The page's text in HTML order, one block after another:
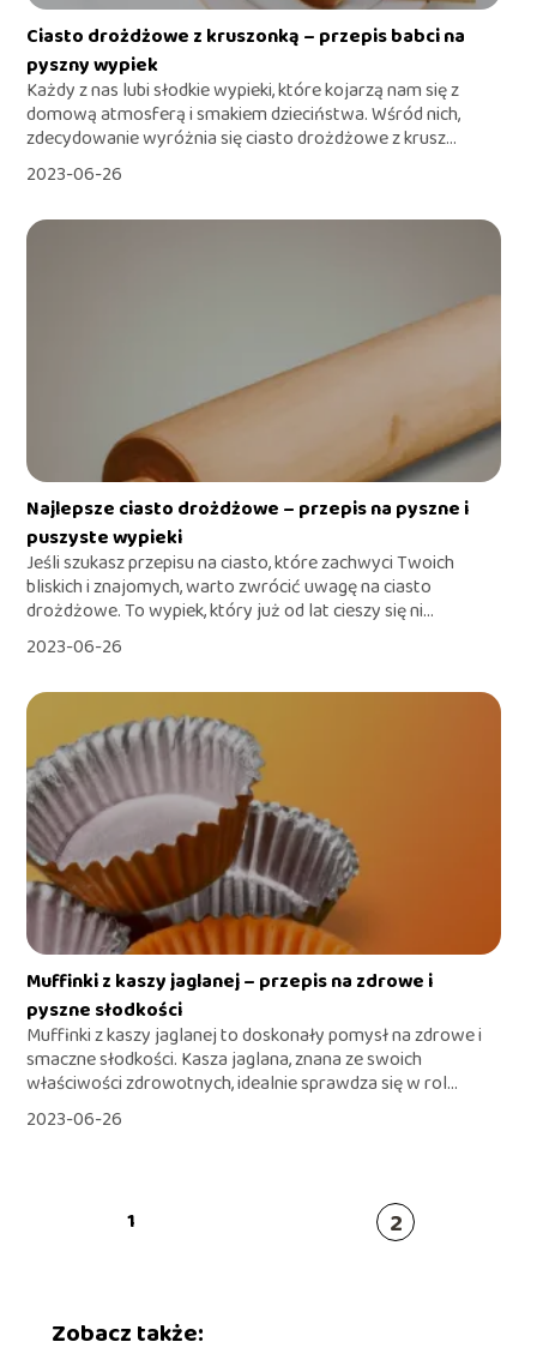
Ciasto drożdżowe z kruszonką – przepis babci na
pyszny wypiek
Każdy z nas lubi słodkie wypieki, które kojarzą nam się z
domową atmosferą i smakiem dzieciństwa. Wśród nich,
zdecydowanie wyróżnia się ciasto drożdżowe z krusz...
2023-06-26
Najlepsze ciasto drożdżowe – przepis na pyszne i
puszyste wypieki
Jeśli szukasz przepisu na ciasto, które zachwyci Twoich
bliskich i znajomych, warto zwrócić uwagę na ciasto
drożdżowe. To wypiek, który już od lat cieszy się ni...
2023-06-26
Muffinki z kaszy jaglanej – przepis na zdrowe i
pyszne słodkości
Muffinki z kaszy jaglanej to doskonały pomysł na zdrowe i
smaczne słodkości. Kasza jaglana, znana ze swoich
właściwości zdrowotnych, idealnie sprawdza się w rol...
2023-06-26
1 2
Zobacz także: